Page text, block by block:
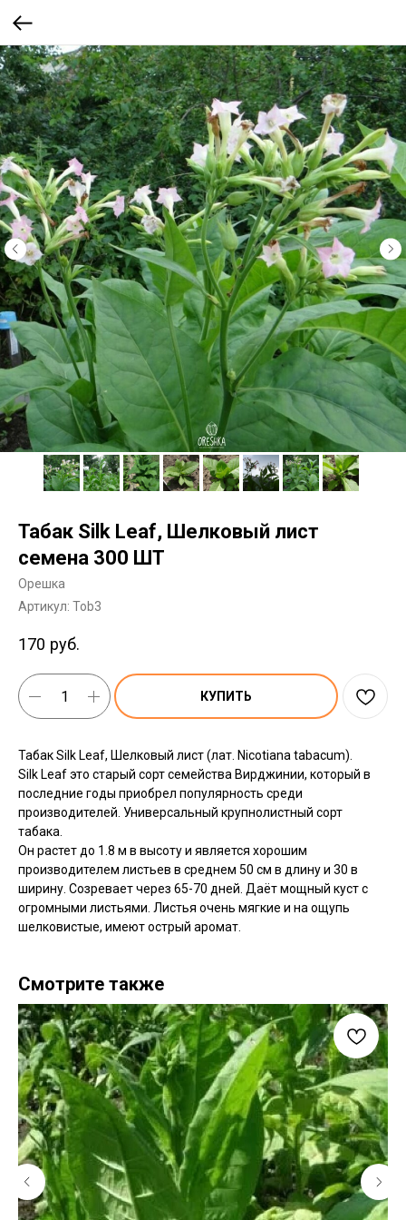
Табак Silk Leaf, Шелковый лист
семена 300 ШТ
Орешка
Артикул: Tob3
170 руб.
КУПИТЬ
Табак Silk Leaf, Шелковый лист (лат. Nicotiana tabacum).
Silk Leaf это старый сорт семейства Вирджинии, который в
последние годы приобрел популярность среди
производителей. Универсальный крупнолистный сорт
табака.
Он растет до 1.8 м в высоту и является хорошим
производителем листьев в среднем 50 см в длину и 30 в
ширину. Созревает через 65-70 дней. Даёт мощный куст с
огромными листьями. Листья очень мягкие и на ощупь
шелковистые, имеют острый аромат.
Смотрите также